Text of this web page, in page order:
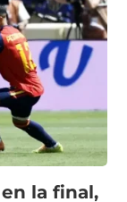
la final,